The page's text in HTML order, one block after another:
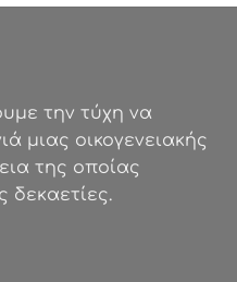
την τύχη να
μιας οικογενειακής
της οποίας
δεκαετίες.